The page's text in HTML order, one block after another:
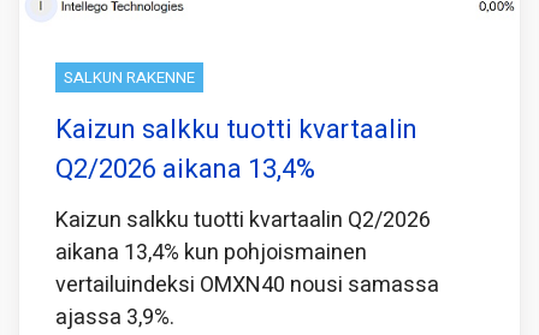
SALKUN RAKENNE
Kaizun salkku tuotti kvartaalin
Q2/2026 aikana 13,4%
Kaizun salkku tuotti kvartaalin Q2/2026
aikana 13,4% kun pohjoismainen
vertailuindeksi OMXN40 nousi samassa
ajassa 3,9%.